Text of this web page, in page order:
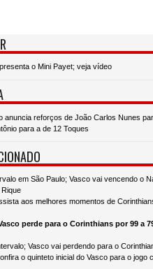
o Mini Payet; veja vídeo
anuncia reforços de João Carlos Nunes
para a de 12 Toques
em São Paulo; Vasco vai vencendo o
aos melhores momentos de
perde para o Corinthians por 99 a
Vasco vai perdendo para o
o quinteto inicial do Vasco para o jogo